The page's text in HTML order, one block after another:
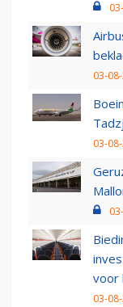
03-
03-
voor
03-